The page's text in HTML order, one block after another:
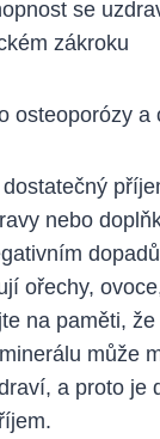
se
zákroku
osteoporózy a
nebo
ořechy,
na paměti,
může
a proto je